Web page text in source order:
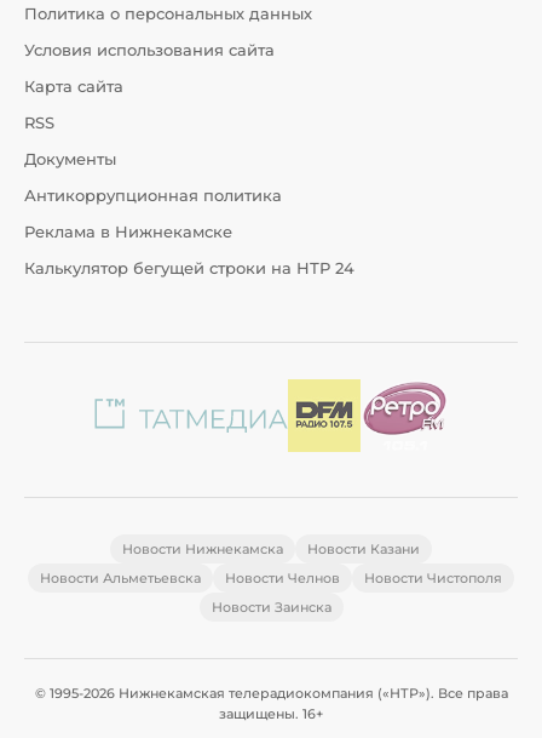
Политика о персональных данных
Условия использования сайта
Карта сайта
RSS
Документы
Антикоррупционная политика
Реклама в Нижнекамске
Калькулятор бегущей строки на НТР 24
Новости Нижнекамска
Новости Казани
Новости Альметьевска
Новости Челнов
Новости Чистополя
Новости Заинска
© 1995-2026 Нижнекамская телерадиокомпания («НТР»). Все права
защищены. 16+